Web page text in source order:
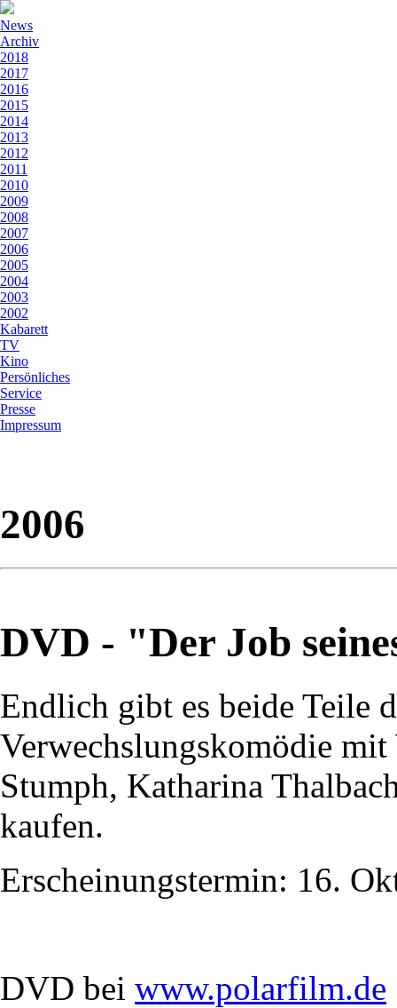
News
Archiv
2018
2017
2016
2015
2014
2013
2012
2011
2010
2009
2008
2007
2006
2005
2004
2003
2002
Kabarett
TV
Kino
Persönliches
Service
Presse
Impressum
2006
DVD - "Der Job
Endlich gibt es beide Teile
Verwechslungskomödie
Stumph, Katharina
kaufen.
Erscheinungstermin: 16.
DVD bei www.polarfilm.de